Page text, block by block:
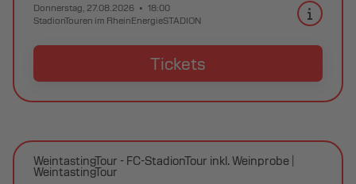
Donnerstag, 27.08.2026
18:00
StadionTouren im RheinEnergieSTADION
Tickets
WeintastingTour - FC-StadionTour inkl. Weinprobe
WeintastingTour